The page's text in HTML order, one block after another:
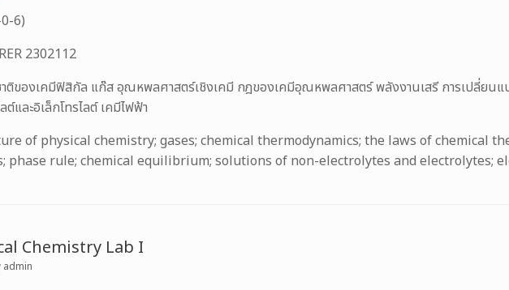
6)
2302112
ติของเคมีฟิสิกัล แก๊ส อุณหพลศาสตร์เชิงเคมี กฎของเคมีอุณหพลศาสตร์ พลังงานเสรี การเปลี่ยน
ต์และอิเล็กโทรไลต์ เคมีไฟฟ้า
of physical chemistry; gases; chemical thermodynamics; the laws of chemical
phase rule; chemical equilibrium; solutions of non-electrolytes and electrolytes;
Chemistry Lab I
admin